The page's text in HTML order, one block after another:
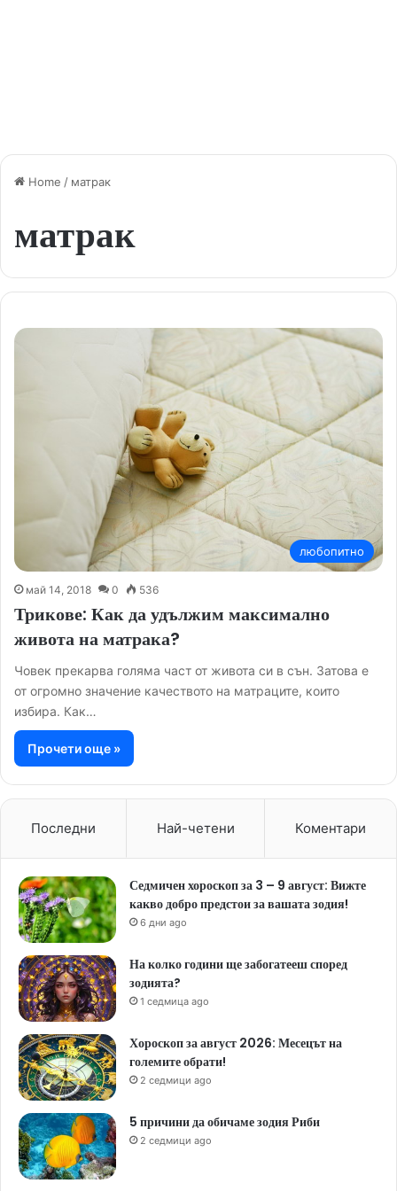
Home / матрак
матрак
любопитно
май 14, 2018 0 536
Трикове: Как да удължим максимално
живота на матрака?
Човек прекарва голяма част от живота си в сън. Затова е
от огромно значение качеството на матраците, които
избира. Как…
Прочети още »
Последни Най-четени Коментари
Седмичен хороскоп за 3 – 9 август: Вижте
какво добро предстои за вашата зодия!
6 дни ago
На колко години ще забогатееш според
зодията?
1 седмица ago
Хороскоп за август 2026: Месецът на
големите обрати!
2 седмици ago
5 причини да обичаме зодия Риби
2 седмици ago